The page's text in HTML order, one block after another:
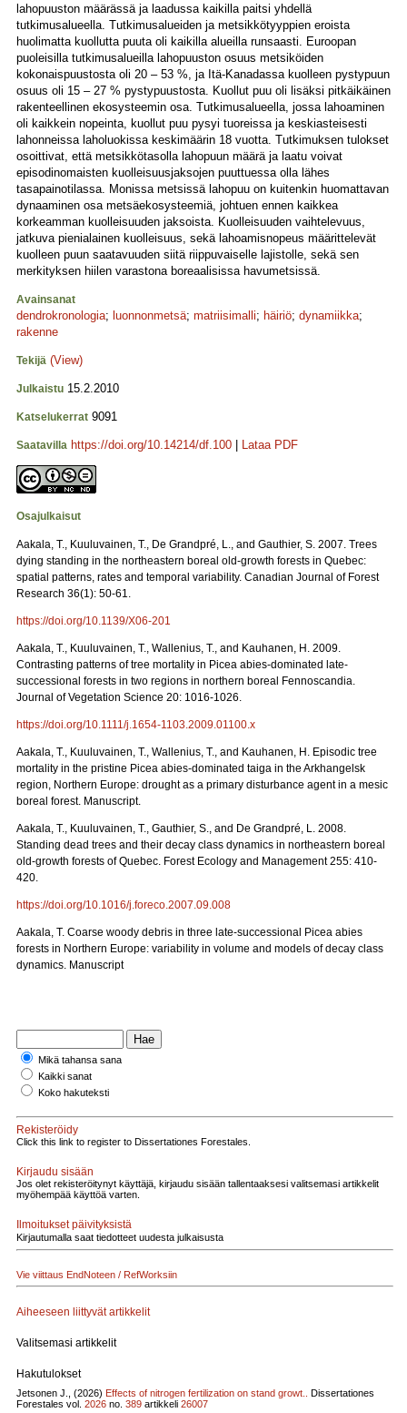
lahopuuston määrässä ja laadussa kaikilla paitsi yhdellä
tutkimusalueella. Tutkimusalueiden ja metsikkötyyppien eroista
huolimatta kuollutta puuta oli kaikilla alueilla runsaasti. Euroopan
puoleisilla tutkimusalueilla lahopuuston osuus metsiköiden
kokonaispuustosta oli 20 – 53 %, ja Itä-Kanadassa kuolleen pystypuun
osuus oli 15 – 27 % pystypuustosta. Kuollut puu oli lisäksi pitkäikäinen
rakenteellinen ekosysteemin osa. Tutkimusalueella, jossa lahoaminen
oli kaikkein nopeinta, kuollut puu pysyi tuoreissa ja keskiasteisesti
lahonneissa laholuokissa keskimäärin 18 vuotta. Tutkimuksen tulokset
osoittivat, että metsikkötasolla lahopuun määrä ja laatu voivat
episodinomaisten kuolleisuusjaksojen puuttuessa olla lähes
tasapainotilassa. Monissa metsissä lahopuu on kuitenkin huomattavan
dynaaminen osa metsäekosysteemiä, johtuen ennen kaikkea
korkeamman kuolleisuuden jaksoista. Kuolleisuuden vaihtelevuus,
jatkuva pienialainen kuolleisuus, sekä lahoamisnopeus määrittelevät
kuolleen puun saatavuuden siitä riippuvaiselle lajistolle, sekä sen
merkityksen hiilen varastona boreaalisissa havumetsissä.
Avainsanat
dendrokronologia; luonnonmetsä; matriisimalli; häiriö; dynamiikka;
rakenne
Tekijä (View)
Julkaistu 15.2.2010
Katselukerrat 9091
Saatavilla https://doi.org/10.14214/df.100 Lataa PDF
Osajulkaisut
Aakala, T., Kuuluvainen, T., De Grandpré, L., and Gauthier, S. 2007. Trees
dying standing in the northeastern boreal old-growth forests in Quebec:
spatial patterns, rates and temporal variability. Canadian Journal of Forest
Research 36(1): 50-61.
https://doi.org/10.1139/X06-201
Aakala, T., Kuuluvainen, T., Wallenius, T., and Kauhanen, H. 2009.
Contrasting patterns of tree mortality in Picea abies-dominated late-
successional forests in two regions in northern boreal Fennoscandia.
Journal of Vegetation Science 20: 1016-1026.
https://doi.org/10.1111/j.1654-1103.2009.01100.x
Aakala, T., Kuuluvainen, T., Wallenius, T., and Kauhanen, H. Episodic tree
mortality in the pristine Picea abies-dominated taiga in the Arkhangelsk
region, Northern Europe: drought as a primary disturbance agent in a mesic
boreal forest. Manuscript.
Aakala, T., Kuuluvainen, T., Gauthier, S., and De Grandpré, L. 2008.
Standing dead trees and their decay class dynamics in northeastern boreal
old-growth forests of Quebec. Forest Ecology and Management 255: 410-
420.
https://doi.org/10.1016/j.foreco.2007.09.008
Aakala, T. Coarse woody debris in three late-successional Picea abies
forests in Northern Europe: variability in volume and models of decay class
dynamics. Manuscript
Mikä tahansa sana
Kaikki sanat
Koko hakuteksti
Rekisteröidy
Click this link to register to Dissertationes Forestales.
Kirjaudu sisään
Jos olet rekisteröitynyt käyttäjä, kirjaudu sisään tallentaaksesi valitsemasi artikkelit
myöhempää käyttöä varten.
Ilmoitukset päivityksistä
Kirjautumalla saat tiedotteet uudesta julkaisusta
Vie viittaus EndNoteen / RefWorksiin
Aiheeseen liittyvät artikkelit
Valitsemasi artikkelit
Hakutulokset
Jetsonen J., (2026) Effects of nitrogen fertilization on stand growt..
Dissertationes
Forestales vol. 2026 no. 389 artikkeli 26007